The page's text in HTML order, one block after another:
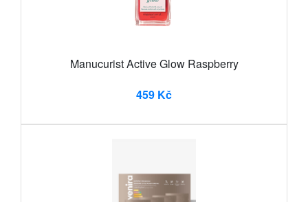
Manucurist Active Glow Raspberry
459 Kč